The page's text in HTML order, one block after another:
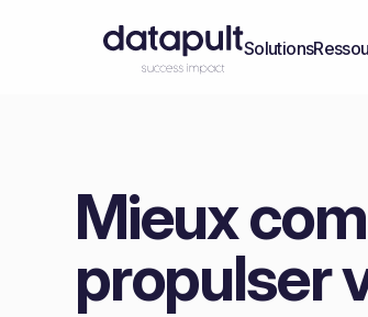
Solutions
Mieux
propulser